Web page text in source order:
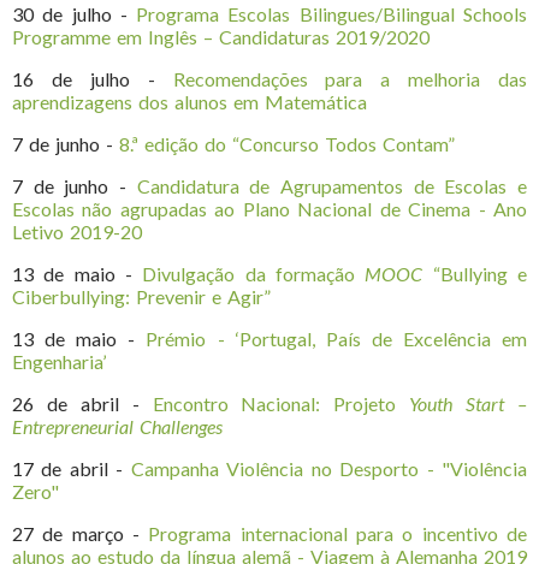
30 de julho - Programa Escolas Bilingues/Bilingual Schools
Programme em Inglês – Candidaturas 2019/2020
16 de julho - Recomendações para a melhoria das
aprendizagens dos alunos em Matemática
7 de junho - 8.ª edição do “Concurso Todos Contam”
7 de junho - Candidatura de Agrupamentos de Escolas e
Escolas não agrupadas ao Plano Nacional de Cinema - Ano
Letivo 2019-20
13 de maio - Divulgação da formação MOOC “Bullying e
Ciberbullying: Prevenir e Agir”
13 de maio - Prémio - ‘Portugal, País de Excelência em
Engenharia’
26 de abril - Encontro Nacional: Projeto Youth Start –
Entrepreneurial Challenges
17 de abril - Campanha Violência no Desporto - "Violência
Zero"
27 de março - Programa internacional para o incentivo de
alunos ao estudo da língua alemã - Viagem à Alemanha 2019